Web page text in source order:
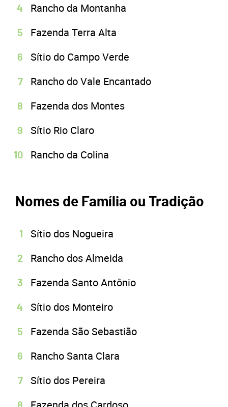
Rancho da Montanha
Fazenda Terra Alta
Sítio do Campo Verde
Rancho do Vale Encantado
Fazenda dos Montes
Sítio Rio Claro
Rancho da Colina
Nomes de Família ou Tradição
Sítio dos Nogueira
Rancho dos Almeida
Fazenda Santo Antônio
Sítio dos Monteiro
Fazenda São Sebastião
Rancho Santa Clara
Sítio dos Pereira